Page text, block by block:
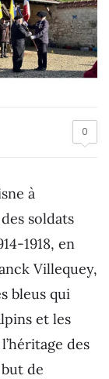
0
à
soldats
1918, en
Villequey,
bleus qui
et les
des
de